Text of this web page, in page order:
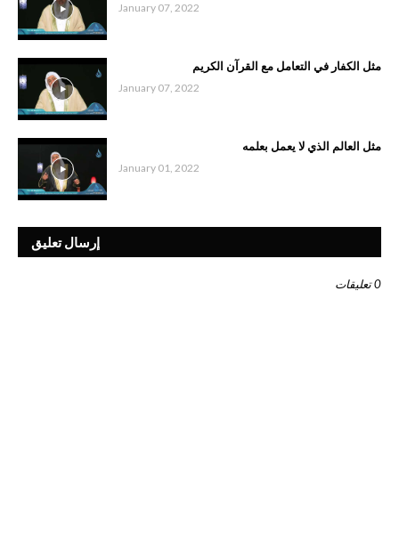
January 07, 2022
مثل الكفار في التعامل مع القرآن الكريم
January 07, 2022
مثل العالم الذي لا يعمل بعلمه
January 01, 2022
إرسال تعليق
0 تعليقات